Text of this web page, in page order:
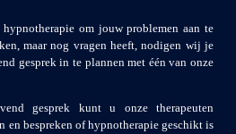
om jouw problemen aan te
maar nog vragen heeft, nodigen wij je
gesprek in te plannen met één van onze
gesprek kunt u onze therapeuten
en bespreken of hypnotherapie geschikt is